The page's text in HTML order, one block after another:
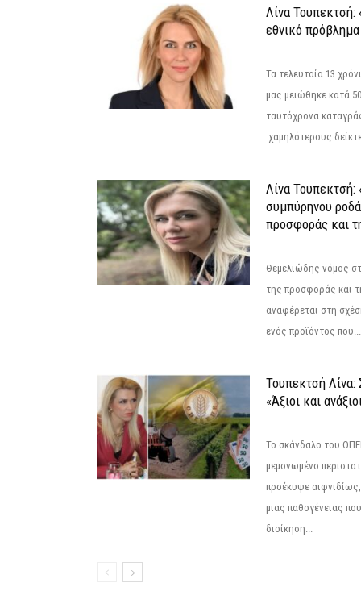
Λίνα Τουπεκτσή:
εθνικό πρόβλημα
Τα τελευταία 13
μας μειώθηκε κατά
ταυτόχρονα
χαμηλότερους
Λίνα Τουπεκτσή:
συμπύρηνου
προσφοράς και
Θεμελιώδης νόμος
της προσφοράς και
αναφέρεται στη
ενός προϊόντος που...
Τουπεκτσή
«Άξιοι και
Το σκάνδαλο του
μεμονωμένο
προέκυψε
μιας παθογένειας
διοίκηση...